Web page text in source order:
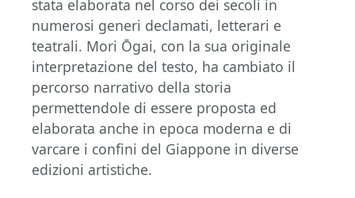
stata elaborata nel corso dei secoli in
numerosi generi declamati, letterari e
teatrali. Mori Ōgai, con la sua originale
interpretazione del testo, ha cambiato il
percorso narrativo della storia
permettendole di essere proposta ed
elaborata anche in epoca moderna e di
varcare i confini del Giappone in diverse
edizioni artistiche.